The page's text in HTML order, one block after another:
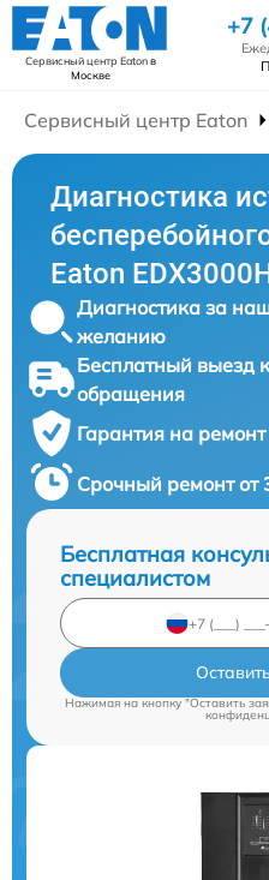
Сервисный центр Eatonв
Москве
+7
Сервисный центр Eaton
Диагностика
Eaton
Диагностика за
желанию
Бесплатный выезд
обращения
Гарантия на ремонт
Срочный ремонт от
Бесплатная
специалистом
Нажимая на кнопку "Оставить